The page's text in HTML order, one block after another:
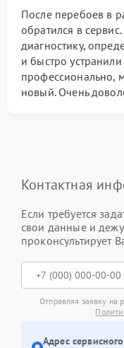
После перебоев в
обратился в
диагностику,
и быстро
профессионально,
новый. Очень
Контактная
Если требуется
свои данные и
проконсультирует
Отправляя заявку на
Адрес